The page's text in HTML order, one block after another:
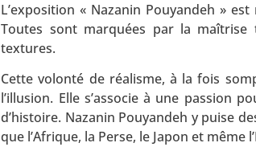
L’exposition « Nazanin Pouyandeh »
Toutes sont marquées par la maîtrise
textures.
Cette volonté de réalisme, à la fois
l’illusion. Elle s’associe à une passion
d’histoire. Nazanin Pouyandeh y puise
que l’Afrique, la Perse, le Japon et même